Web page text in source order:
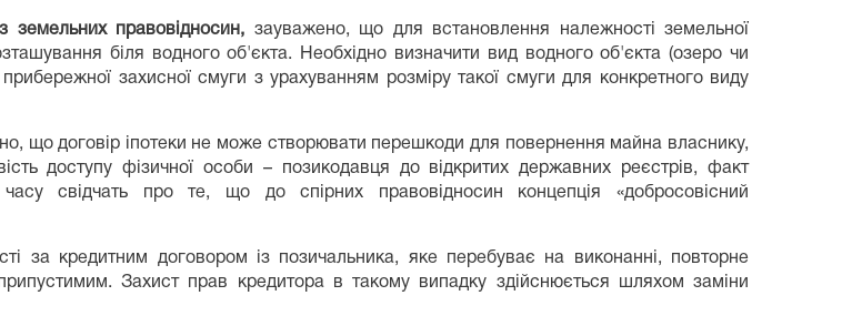
правовідносин, зауважено, що для встановлення належності земельної
біля водного об'єкта. Необхідно визначити вид водного об'єкта (озеро чи
захисної смуги з урахуванням розміру такої смуги для конкретного виду
що договір іпотеки не може створювати перешкоди для повернення майна власнику,
доступу фізичної особи – позикодавця до відкритих державних реєстрів, факт
свідчать про те, що до спірних правовідносин концепція «добросовісний
за кредитним договором із позичальника, яке перебуває на виконанні, повторне
Захист прав кредитора в такому випадку здійснюється шляхом заміни